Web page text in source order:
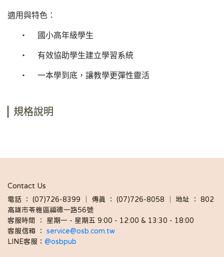
適用與特色：
‧ 國小高年級學生
‧ 有效協助學生建立學習系統
‧ 一本學到底，讓教學更彈性靈活
規格說明
Contact Us
電話 ： (07)726-8399 │ 傳真 ： (07)726-8058 │ 地址 ： 802
高雄市苓雅區福德一路56號
客服時間 ： 星期一 - 星期五 9:00 - 12:00 & 13:30 - 18:00
客服信箱 ： service@osb.com.tw
LINE客服： @osbpub